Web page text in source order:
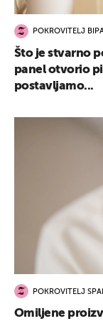
POKROVITELJ
Što je stvarno
panel otvorio
postavljamo...
POKROVITELJ
Omiljene